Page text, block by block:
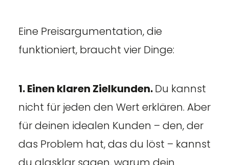
Eine Preisargumentation, die
funktioniert, braucht vier Dinge:
1. Einen klaren Zielkunden.Du kannst
nicht für jeden den Wert erklären. Aber
für deinen idealen Kunden – den, der
das Problem hat, das du löst – kannst